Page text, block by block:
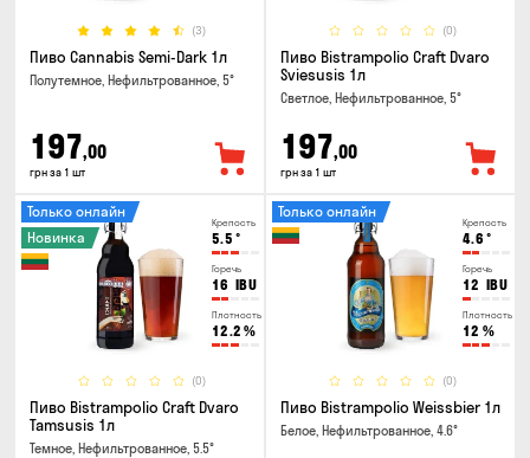
(3)
Пиво Cannabis Semi-Dark 1л
Полутемное, Нефильтрованное, 5°
197,00
грн за 1 шт
(0)
Пиво Bistrampolio Craft Dvaro
Sviesusis 1л
Светлое, Нефильтрованное, 5°
197,00
грн за 1 шт
Крепость
5.5 °
Горечь
16 IBU
Плотность
12.2 %
(0)
Только онлайн
Новинка
Пиво Bistrampolio Craft Dvaro
Tamsusis 1л
Темное, Нефильтрованное, 5.5°
Крепость
4.6 °
Горечь
12 IBU
Плотность
12 %
(0)
Только онлайн
Пиво Bistrampolio Weissbier 1л
Белое, Нефильтрованное, 4.6°